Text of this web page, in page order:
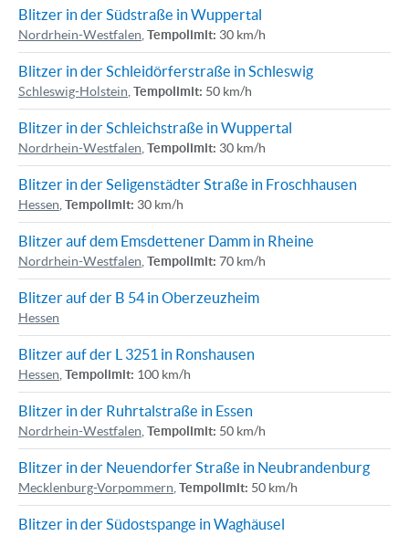
Blitzer in der Südstraße in Wuppertal
Nordrhein-Westfalen Tempolimit: 30 km/h
Blitzer in der Schleidörferstraße in Schleswig
Schleswig-Holstein Tempolimit: 50 km/h
Blitzer in der Schleichstraße in Wuppertal
Nordrhein-Westfalen Tempolimit: 30 km/h
Blitzer in der Seligenstädter Straße in Froschhausen
Hessen Tempolimit: 30 km/h
Blitzer auf dem Emsdettener Damm in Rheine
Nordrhein-Westfalen Tempolimit: 70 km/h
Blitzer auf der B 54 in Oberzeuzheim
Hessen
Blitzer auf der L 3251 in Ronshausen
Hessen Tempolimit: 100 km/h
Blitzer in der Ruhrtalstraße in Essen
Nordrhein-Westfalen Tempolimit: 50 km/h
Blitzer in der Neuendorfer Straße in Neubrandenburg
Mecklenburg-Vorpommern Tempolimit: 50 km/h
Blitzer in der Südostspange in Waghäusel